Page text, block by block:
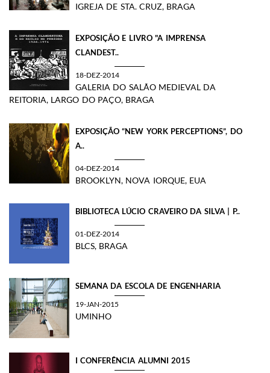
IGREJA DE STA. CRUZ, BRAGA
EXPOSIÇÃO E LIVRO "A IMPRENSA
CLANDEST..
18-DEZ-2014
GALERIA DO SALÃO MEDIEVAL DA
REITORIA, LARGO DO PAÇO, BRAGA
EXPOSIÇÃO “NEW YORK PERCEPTIONS”, DO
A..
04-DEZ-2014
BROOKLYN, NOVA IORQUE, EUA
BIBLIOTECA LÚCIO CRAVEIRO DA SILVA | P..
01-DEZ-2014
BLCS, BRAGA
SEMANA DA ESCOLA DE ENGENHARIA
19-JAN-2015
UMINHO
I CONFERÊNCIA ALUMNI 2015